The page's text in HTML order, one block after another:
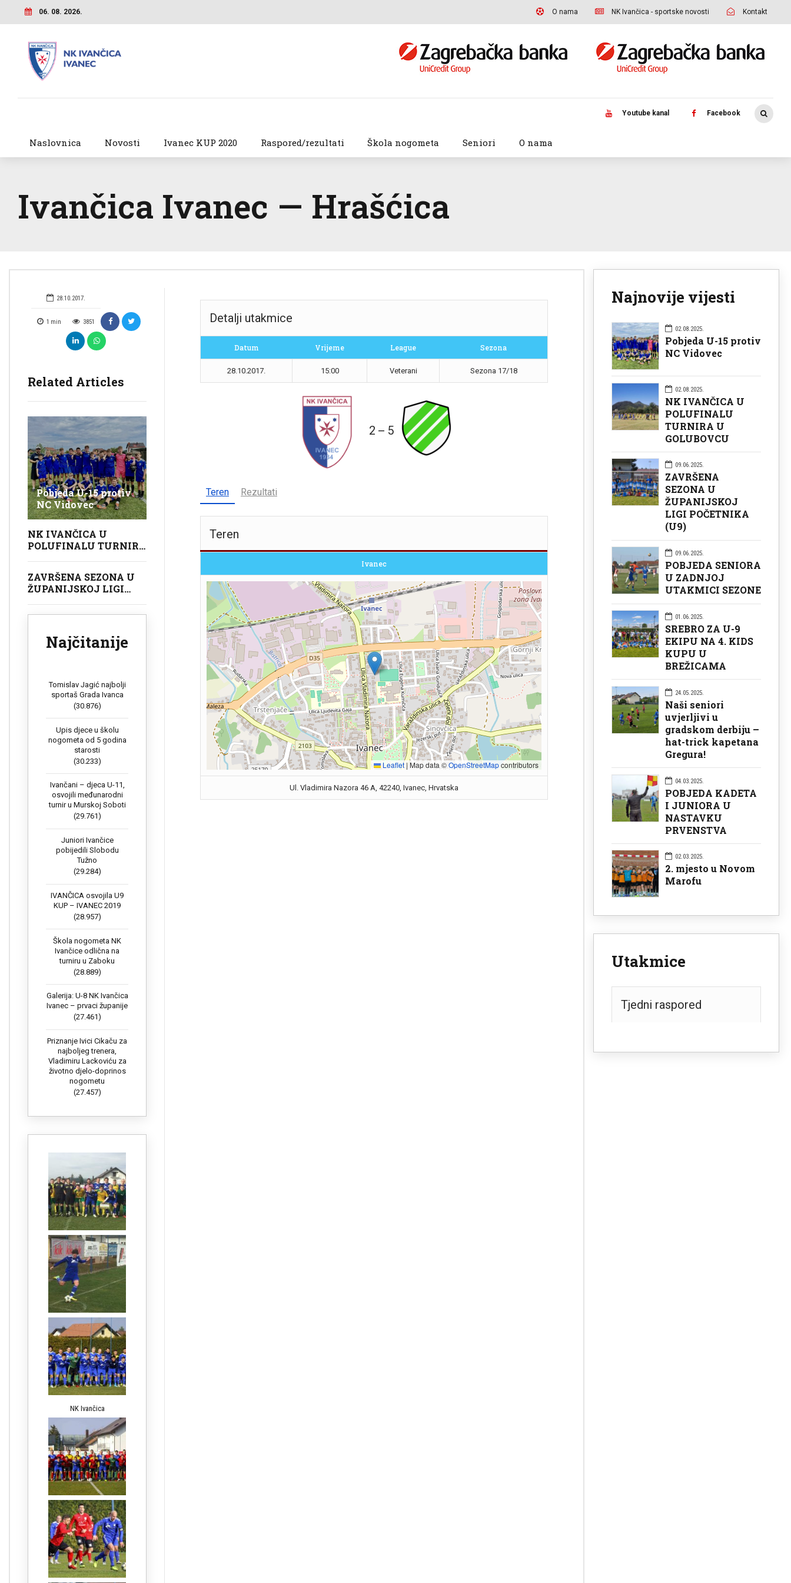
06. 08. 2026. O nama NK Ivančica - sportske novosti Kontakt
Youtube kanal Facebook
Naslovnica Novosti Ivanec KUP 2020 Raspored/rezultati Škola nogometa Seniori O nama
Ivančica Ivanec — Hrašćica
28.10.2017.
1 min 3851
Related Articles
Pobjeda U-15 protiv
NC Vidovec
NK IVANČICA U
POLUFINALU TURNIRA
ZAVRŠENA SEZONA U
ŽUPANIJSKOJ LIGI
Najčitanije
Tomislav Jagić najbolji
sportaš Grada Ivanca
(30.876)
Upis djece u školu
nogometa od 5 godina
starosti
(30.233)
Ivančani – djeca U-11,
osvojili međunarodni
turnir u Murskoj Soboti
(29.761)
Juniori Ivančice
pobijedili Slobodu
Tužno
(29.284)
IVANČICA osvojila U9
KUP – IVANEC 2019
(28.957)
Škola nogometa NK
Ivančice odlična na
turniru u Zaboku
(28.889)
Galerija: U-8 NK Ivančica
Ivanec – prvaci županije
(27.461)
Priznanje Ivici Cikaču za
najboljeg trenera,
Vladimiru Lackoviću za
životno djelo-doprinos
nogometu
(27.457)
NK Ivančica
Detalji utakmice
Datum Vrijeme League Sezona
28.10.2017. 15:00 Veterani Sezona 17/18
2 — 5
Teren Rezultati
Teren
Ivanec
Leaflet |Map data ©OpenStreetMapcontributors
Ul. Vladimira Nazora 46 A, 42240, Ivanec, Hrvatska
Najnovije vijesti
02.08.2025.
Pobjeda U-15 protiv
NC Vidovec
02.08.2025.
NK IVANČICA U
POLUFINALU
TURNIRA U
GOLUBOVCU
09.06.2025.
ZAVRŠENA
SEZONA U
ŽUPANIJSKOJ
LIGI POČETNIKA
(U9)
09.06.2025.
POBJEDA SENIORA
U ZADNJOJ
UTAKMICI SEZONE
01.06.2025.
SREBRO ZA U-9
EKIPU NA 4. KIDS
KUPU U
BREŽICAMA
24.05.2025.
Naši seniori
uvjerljivi u
gradskom derbiju –
hat-trick kapetana
Gregura!
04.03.2025.
POBJEDA KADETA
I JUNIORA U
NASTAVKU
PRVENSTVA
02.03.2025.
2. mjesto u Novom
Marofu
Utakmice
Tjedni raspored